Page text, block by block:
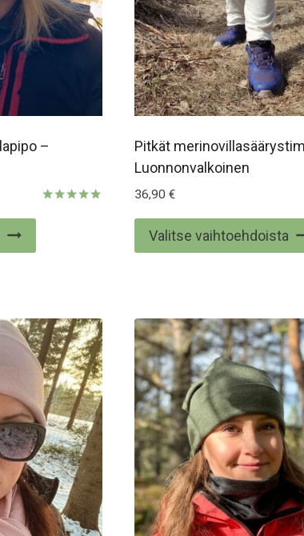
–
Pitkät
Luonnonvalkoinen
36,90 €
Valitse vaihtoehdoista